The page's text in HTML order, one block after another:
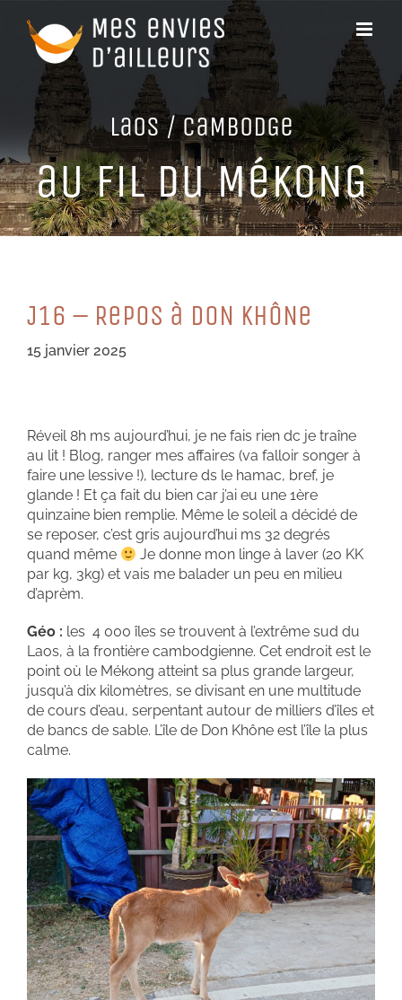
contenu
LaoS / CaMBoDGe
aU FiL Du MéKoNG
J16 – RePoS à DoN KHôNe
15 janvier 2025
Réveil 8h ms aujourd’hui, je ne fais rien dc je traîne
au lit ! Blog, ranger mes affaires (va falloir songer à
faire une lessive !), lecture ds le hamac, bref, je
glande ! Et ça fait du bien car j’ai eu une 1ère
quinzaine bien remplie. Même le soleil a décidé de
se reposer, c’est gris aujourd’hui ms 32 degrés
quand même
Je donne mon linge à laver (20 KK
par kg, 3kg) et vais me balader un peu en milieu
d’aprèm.
Géo : les 4 000 îles se trouvent à l’extrême sud du
Laos, à la frontière cambodgienne. Cet endroit est le
point où le Mékong atteint sa plus grande largeur,
jusqu’à dix kilomètres, se divisant en une multitude
de cours d’eau, serpentant autour de milliers d’îles et
de bancs de sable. L’île de Don Khône est l’île la plus
calme.